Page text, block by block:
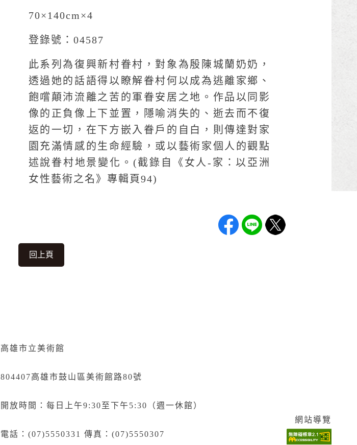
70×140cm×4
登錄號：04587
此系列為復興新村眷村，對象為殷陳城蘭奶奶，
透過她的話語得以瞭解眷村何以成為逃離家鄉、
飽嚐顛沛流離之苦的軍眷安居之地。作品以同影
像的正負像上下並置，隱喻消失的、逝去而不復
返的一切，在下方嵌入眷戶的自白，則傳達對家
園充滿情感的生命經驗，或以藝術家個人的觀點
述說眷村地景變化。(截錄自《女人-家：以亞洲
女性藝術之名》專輯頁94)
回上頁
高雄市立美術館
804407高雄市鼓山區美術館路80號
開放時間：每日上午9:30至下午5:30（週一休館）
電話：(07)5550331 傳真：(07)5550307
網站導覽